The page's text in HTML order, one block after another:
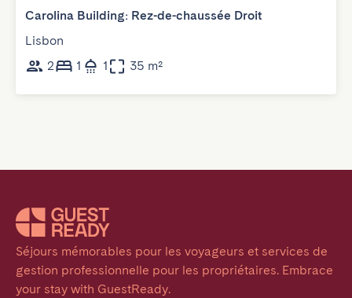
Carolina Building: Rez-de-chaussée Droit
Lisbon
2
1 1 35 m²
Séjours mémorables pour les voyageurs et services de
gestion professionnelle pour les propriétaires. Embrace
your stay with GuestReady.